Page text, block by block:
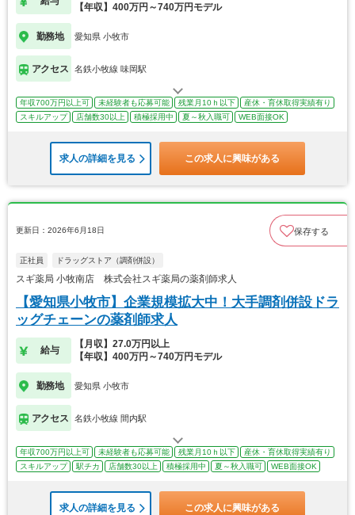
【年収】400万円～740万円モデル
勤務地 愛知県 小牧市
アクセス 名鉄小牧線 味岡駅
年収700万円以上可 未経験者も応募可能 残業月10ｈ以下
産休・育休取得実績有り
スキルアップ
店舗数30以上 積極採用中 夏～秋入職可 WEB面接OK
求人の詳細を見る この求人に興味がある
更新日：2026年6月18日 保存する
正社員 ドラッグストア（調剤併設）
スギ薬局 小牧南店 株式会社スギ薬局の薬剤師求人
【愛知県小牧市】企業規模拡大中！大手調剤併設ドラ
ッグチェーンの薬剤師求人
給与
【月収】27.0万円以上
【年収】400万円～740万円モデル
勤務地 愛知県 小牧市
アクセス 名鉄小牧線 間内駅
年収700万円以上可 未経験者も応募可能 残業月10ｈ以下
産休・育休取得実績有り
スキルアップ
駅チカ 店舗数30以上 積極採用中 夏～秋入職可 WEB面接OK
求人の詳細を見る この求人に興味がある